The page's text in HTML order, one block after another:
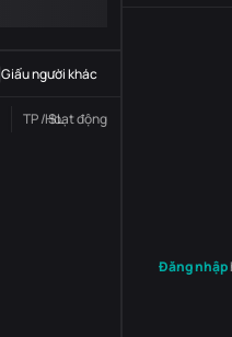
-
Giấu người khác
TP / SLHoạt động
Đăng nhập